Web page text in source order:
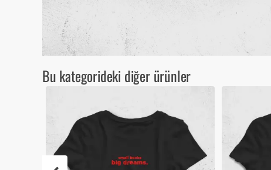
Bu kategorideki diğer ürünler